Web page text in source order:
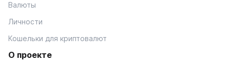
Валюты
Личности
Кошельки для криптовалют
О проекте